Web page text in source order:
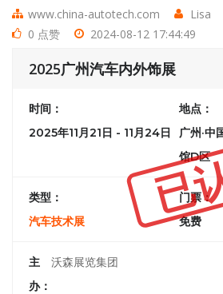
www.china-autotech.com Lisa
0 点赞
2024-08-12 17:44:49
2025广州汽车内外饰展
已
时间：
2025年11月21日 - 11月24日
地点：
广州·中
馆D区
类型：
汽车技术展
门票：
免费
主
办：
沃森展览集团